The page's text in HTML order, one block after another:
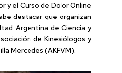
y el Curso de Dolor Online
destacar que organizan
Argentina de Ciencia y
de Kinesiólogos y
Mercedes (AKFVM).